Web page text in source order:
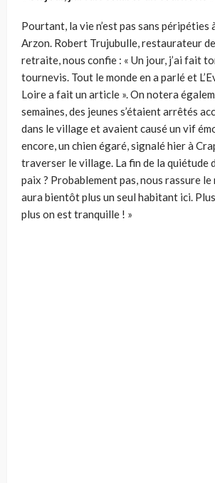
Pourtant, la vie n’est pas sans péripéties
Arzon. Robert Trujubulle, restaurateur
retraite, nous confie : « Un jour, j’ai fait
tournevis. Tout le monde en a parlé et
Loire a fait un article ». On notera
semaines, des jeunes s’étaient arrêtés
dans le village et avaient causé un vif
encore, un chien égaré, signalé hier à
traverser le village. La fin de la quiétude
paix ? Probablement pas, nous rassure le
aura bientôt plus un seul habitant ici.
plus on est tranquille ! »